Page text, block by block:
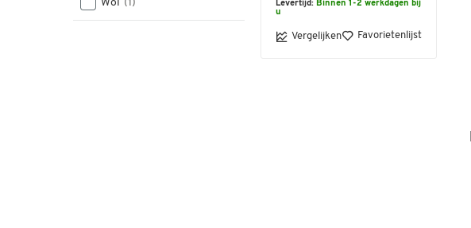
Wol (1) Levertijd: Binnen 1-2 werkdagen bij
u
Vergelijken Favorietenlijst